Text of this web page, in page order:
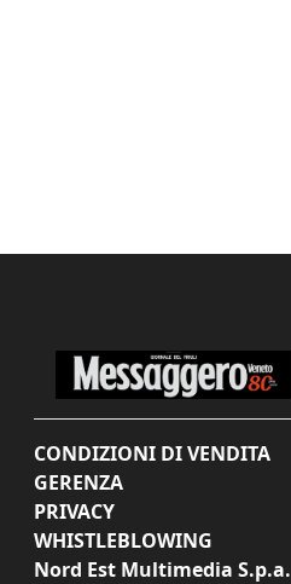
CONDIZIONI DI VENDITA
GERENZA
PRIVACY
WHISTLEBLOWING
Nord Est Multimedia S.p.a.